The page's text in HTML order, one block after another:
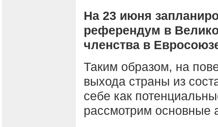
На 23 июня
референдум в
членства в
Таким образом, на
выхода страны из
себе как
рассмотрим основные